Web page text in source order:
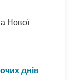
Нової
днів